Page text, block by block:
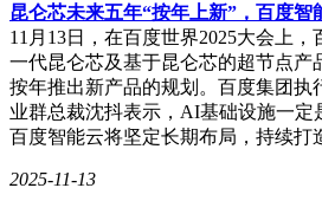
昆仑芯未来五年“按年上新”，百度
11月13日，在百度世界2025大会上
一代昆仑芯及基于昆仑芯的超节点产
按年推出新产品的规划。百度集团执
业群总裁沈抖表示，AI基础设施一定
百度智能云将坚定长期布局，持续打
2025-11-13